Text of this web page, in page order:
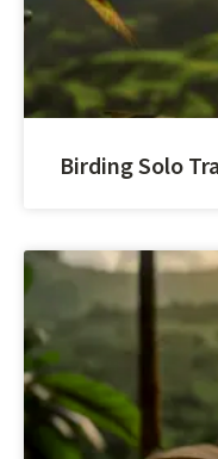
Birding Solo